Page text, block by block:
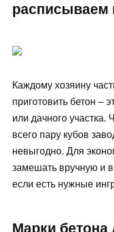
расписываем
Каждому хозяину
приготовить бетон –
или дачного участка.
всего пару кубов
невыгодно. Для
замешать вручную и в
если есть нужные
Марки бетона